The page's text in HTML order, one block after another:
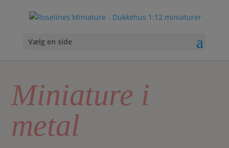
Vælg en side
Miniature i
metal